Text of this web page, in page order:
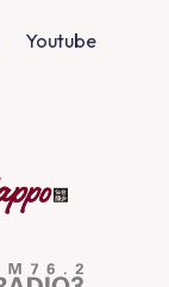
Youtube